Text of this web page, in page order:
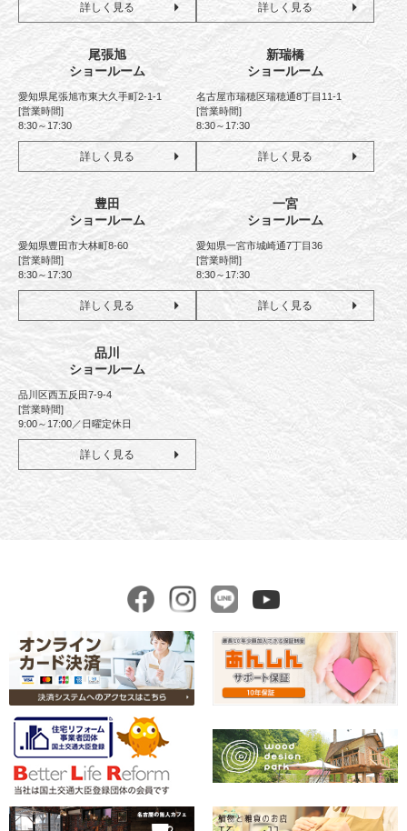
詳しく見る 詳しく見る
尾張旭
ショールーム
愛知県尾張旭市東大久手町2-1-1
[営業時間]
8:30～17:30
詳しく見る
新瑞橋
ショールーム
名古屋市瑞穂区瑞穂通8丁目11-1
[営業時間]
8:30～17:30
詳しく見る
豊田
ショールーム
愛知県豊田市大林町8-60
[営業時間]
8:30～17:30
詳しく見る
一宮
ショールーム
愛知県一宮市城崎通7丁目36
[営業時間]
8:30～17:30
詳しく見る
品川
ショールーム
品川区西五反田7-9-4
[営業時間]
9:00～17:00／日曜定休日
詳しく見る